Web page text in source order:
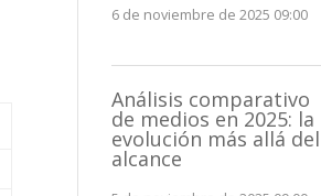
6 de noviembre de 2025 09:00
Análisis comparativo
de medios en 2025: la
evolución más allá del
alcance